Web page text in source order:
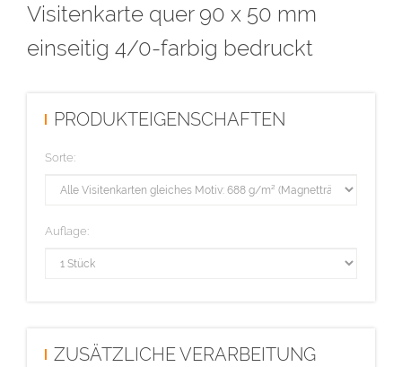
Endformat: 90 x 50 mm
Visitenkarte quer 90 x 50 mm
einseitig 4/0-farbig bedruckt
PRODUKTEIGENSCHAFTEN
Sorte:
Auflage:
ZUSÄTZLICHE VERARBEITUNG